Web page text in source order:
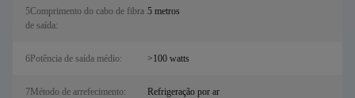
5Comprimento do cabo de fibra
de saída:
5 metros
6Potência de saída médio: >100 watts
7Método de arrefecimento: Refrigeração por ar